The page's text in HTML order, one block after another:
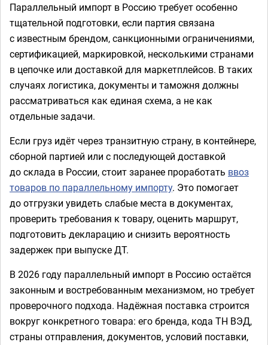
Параллельный импорт в Россию требует особенно
тщательной подготовки, если партия связана
с известным брендом, санкционными ограничениями,
сертификацией, маркировкой, несколькими странами
в цепочке или доставкой для маркетплейсов. В таких
случаях логистика, документы и таможня должны
рассматриваться как единая схема, а не как
отдельные задачи.
Если груз идёт через транзитную страну, в контейнере,
сборной партией или с последующей доставкой
до склада в России, стоит заранее проработать ввоз
товаров по параллельному импорту. Это помогает
до отгрузки увидеть слабые места в документах,
проверить требования к товару, оценить маршрут,
подготовить декларацию и снизить вероятность
задержек при выпуске ДТ.
В 2026 году параллельный импорт в Россию остаётся
законным и востребованным механизмом, но требует
проверочного подхода. Надёжная поставка строится
вокруг конкретного товара: его бренда, кода ТН ВЭД,
страны отправления, документов, условий поставки,